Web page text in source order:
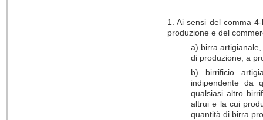
1. Ai sensi del comma
produzione e del
a) birra
di produzione, a
b) birrificio
indipendente da
qualsiasi altro
altrui e la cui
quantità di birra